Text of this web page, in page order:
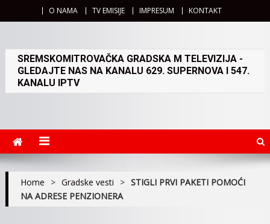
O NAMA TV EMISIJE IMPRESUM KONTAKT
SREMSKOMITROVAČKA GRADSKA M TELEVIZIJA -
GLEDAJTE NAS NA KANALU 629. SUPERNOVA I 547.
KANALU IPTV
Home > Gradske vesti > STIGLI PRVI PAKETI POMOĆI
NA ADRESE PENZIONERA